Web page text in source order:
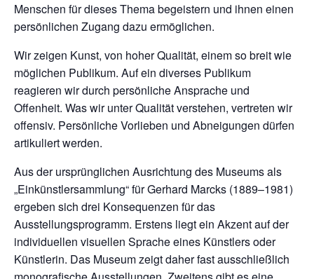
Menschen für dieses Thema begeistern und ihnen einen
persönlichen Zugang dazu ermöglichen.
Wir zeigen Kunst, von hoher Qualität, einem so breit wie
möglichen Publikum. Auf ein diverses Publikum
reagieren wir durch persönliche Ansprache und
Offenheit. Was wir unter Qualität verstehen, vertreten wir
offensiv. Persönliche Vorlieben und Abneigungen dürfen
artikuliert werden.
Aus der ursprünglichen Ausrichtung des Museums als
„Einkünstlersammlung“ für Gerhard Marcks (1889–1981)
ergeben sich drei Konsequenzen für das
Ausstellungsprogramm. Erstens liegt ein Akzent auf der
individuellen visuellen Sprache eines Künstlers oder
Künstlerin. Das Museum zeigt daher fast ausschließlich